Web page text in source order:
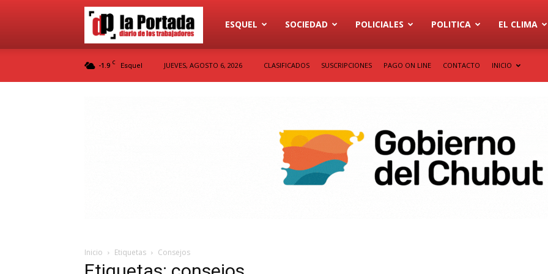
Diario
La
ESQUEL SOCIEDAD POLICIALES POLITICA EL CLIMA
-1.9 C Esquel JUEVES, AGOSTO 6, 2026 CLASIFICADOS SUSCRIPCIONES PAGO ON LINE CONTACTO INICIO
Inicio Etiquetas Consejos